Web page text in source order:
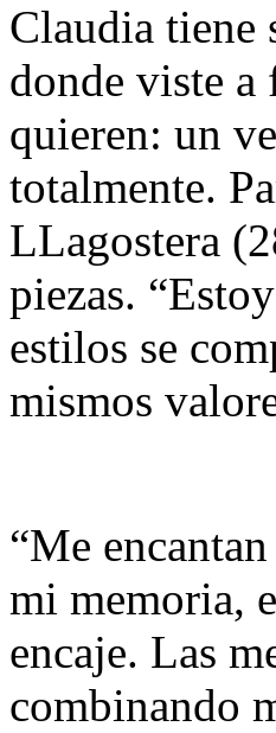
Claudia tiene
donde viste a
quieren: un
totalmente.
LLagostera
piezas.
estilos se
mismos
“Me
mi memoria,
encaje. Las
combinando